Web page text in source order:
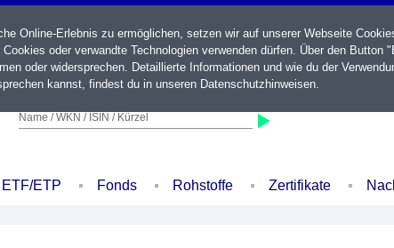
Name / WKN / ISIN / Kürzel
ETF/ETP Fonds Rohstoffe Zertifikate
Online-Erlebnis zu ermöglichen, setzen wir auf unserer Webseite
oder verwandte Technologien verwenden dürfen. Über den Button
oder widersprechen. Detaillierte Informationen und wie du der
kannst, findest du in unseren Datenschutzhinweisen.